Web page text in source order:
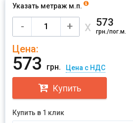
Указать метраж м.п.
- + х 573
грн./пог.м.
Цена:
573 грн. Цена с НДС
Купить
Купить в 1 клик